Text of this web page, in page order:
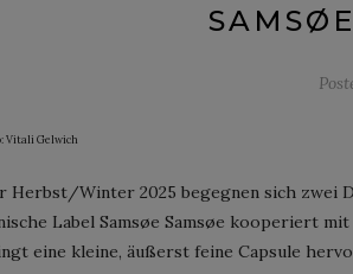
Vitali Gelwich
Herbst/Winter 2025 begegnen sich zwei
Label Samsøe Samsøe kooperiert
eine kleine, äußerst feine Capsule